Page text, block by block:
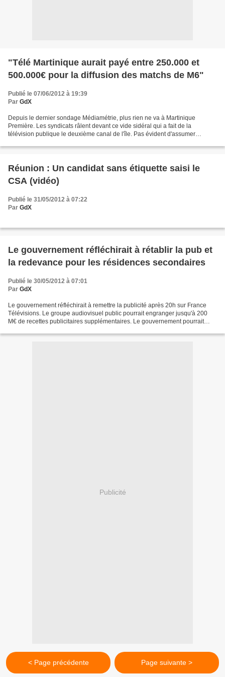
"Télé Martinique aurait payé entre 250.000 et
500.000€ pour la diffusion des matchs de M6"
Publié le 07/06/2012 à 19:39
Par GdX
Depuis le dernier sondage Médiamétrie, plus rien ne va à Martinique
Première. Les syndicats râlent devant ce vide sidéral qui a fait de la
télévision publique le deuxième canal de l'île. Pas évident d'assumer
Réunion : Un candidat sans étiquette saisi le
CSA (vidéo)
Publié le 31/05/2012 à 07:22
Par GdX
Le gouvernement réfléchirait à rétablir la pub et
la redevance pour les résidences secondaires
Publié le 30/05/2012 à 07:01
Par GdX
Le gouvernement réfléchirait à remettre la publicité après 20h sur France
Télévisions. Le groupe audiovisuel public pourrait engranger jusqu'à 200
M€ de recettes publicitaires supplémentaires. Le gouvernement pourrait
Publicité
< Page précédente Page suivante >